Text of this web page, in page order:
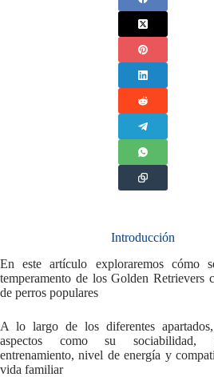
Introducción
En este artículo exploraremos cómo
temperamento de los Golden Retrievers
de perros populares
A lo largo de los diferentes apartados,
aspectos como su sociabilidad,
entrenamiento, nivel de energía y
vida familiar